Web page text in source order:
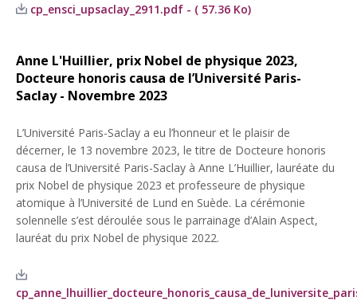
cp_ensci_upsaclay_2911.pdf - ( 57.36 Ko)
Anne L'Huillier, prix Nobel de physique 2023,
Docteure honoris causa de l’Université Paris-
Saclay - Novembre 2023
L’Université Paris-Saclay a eu l’honneur et le plaisir de
décerner, le 13 novembre 2023, le titre de Docteure honoris
causa de l’Université Paris-Saclay à Anne L’Huillier, lauréate du
prix Nobel de physique 2023 et professeure de physique
atomique à l’Université de Lund en Suède. La cérémonie
solennelle s’est déroulée sous le parrainage d’Alain Aspect,
lauréat du prix Nobel de physique 2022.